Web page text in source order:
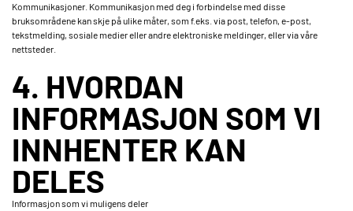
Kommunikasjoner. Kommunikasjon med deg i forbindelse med disse
bruksområdene kan skje på ulike måter, som f.eks. via post, telefon, e-post,
tekstmelding, sosiale medier eller andre elektroniske meldinger, eller via våre
nettsteder.
4. HVORDAN
INFORMASJON SOM VI
INNHENTER KAN
DELES
Informasjon som vi muligens deler